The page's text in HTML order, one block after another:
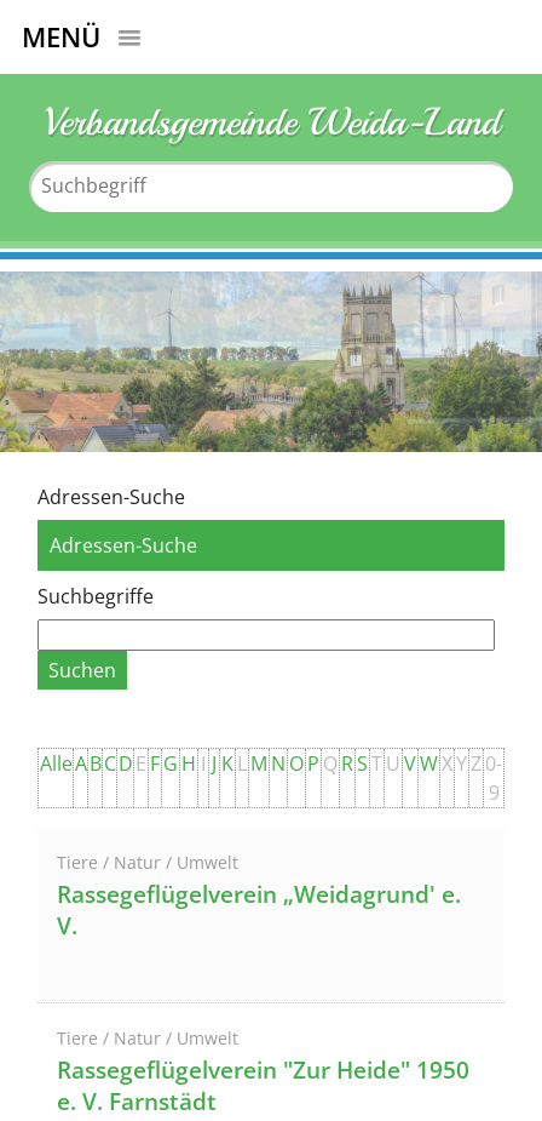
MENÜ
Verbandsgemeinde Weida-Land
Adressen-Suche
Adressen-Suche
Suchbegriffe
AlleABCDE FG H I J KLM N OP QRSTU VWXYZ0-
9
Tiere / Natur / Umwelt
Rassegeflügelverein „Weidagrund' e.
V.
Tiere / Natur / Umwelt
Rassegeflügelverein "Zur Heide" 1950
e. V. Farnstädt